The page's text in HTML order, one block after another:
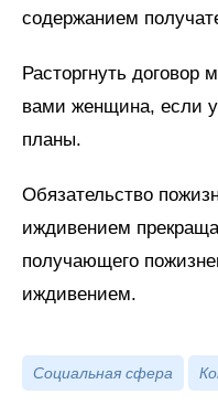
содержанием
Расторгнуть
вами женщина, если
планы.
Обязательство
иждивением
получающего
иждивением.
Социальная сфера